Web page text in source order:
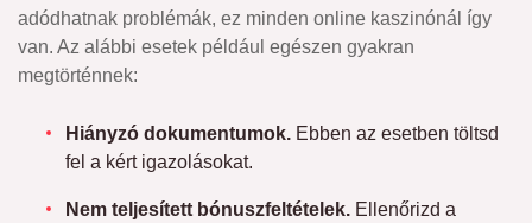
adódhatnak problémák, ez minden online kaszinónál így
van. Az alábbi esetek például egészen gyakran
megtörténnek:
Hiányzó dokumentumok. Ebben az esetben töltsd
fel a kért igazolásokat.
Nem teljesített bónuszfeltételek. Ellenőrizd a